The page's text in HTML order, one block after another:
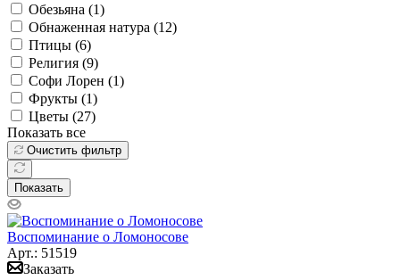
Обезьяна (1)
Обнаженная натура (12)
Птицы (6)
Религия (9)
Софи Лорен (1)
Фрукты (1)
Цветы (27)
Показать все
Очистить фильтр
Показать
Воспоминание о Ломоносове
Арт.: 51519
Заказать